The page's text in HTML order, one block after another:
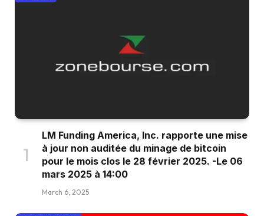
LM Funding America, Inc. rapporte une mise
à jour non auditée du minage de bitcoin
pour le mois clos le 28 février 2025. -Le 06
mars 2025 à 14:00
March 6, 2025